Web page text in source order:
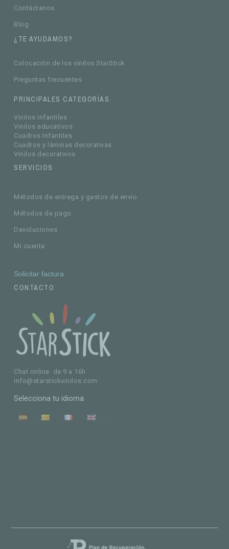
Contáctanos
Blog
¿TE AYUDAMOS?
Colocación de los vinilos StarStick
Preguntas frecuentes
PRINCIPALES CATEGORÍAS
Vinilos infantiles
Vinilos educativos
Cuadros Infantiles
Cuadros y láminas decorativas
Vinilos decorativos
SERVICIOS
Métodos de entrega y gastos de envío
Métodos de pago
Devoluciones
Mi cuenta
Solicitar factura
CONTACTO
Chat online de 9 a 16h
info@starstickvinilos.com
Selecciona tu idioma
ES CA FR